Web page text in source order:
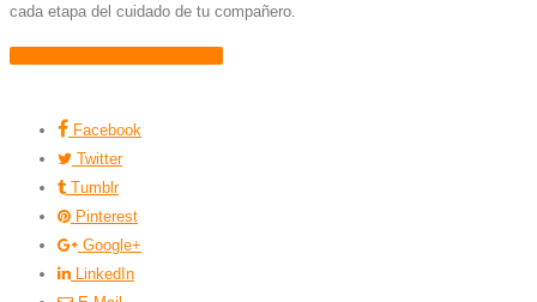
cada etapa del cuidado de tu compañero.
Facebook
Twitter
Tumblr
Pinterest
Google+
LinkedIn